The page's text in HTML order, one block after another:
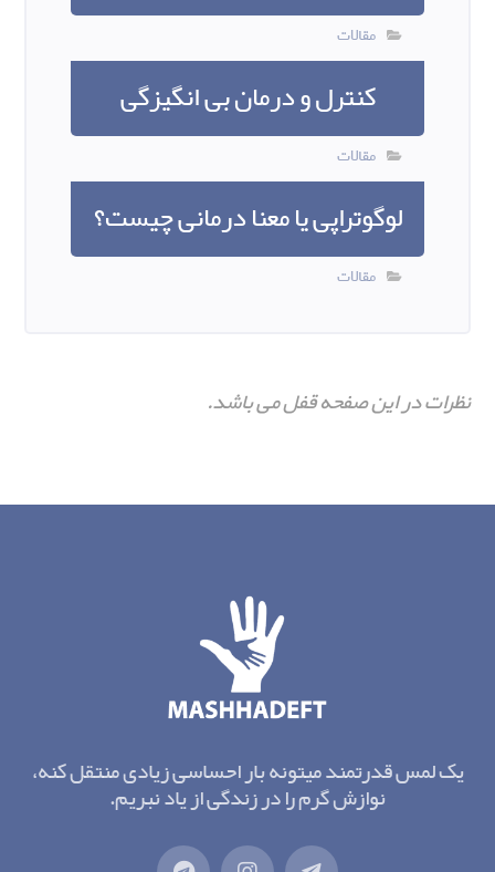
مقالات
کنترل و درمان بی انگیزگی
مقالات
لوگوتراپی یا معنا درمانی چیست؟
مقالات
نظرات در این صفحه قفل می باشد.
یک لمس قدرتمند میتونه بار احساسی زیادی منتقل کنه،
نوازش گرم را در زندگی از یاد نبریم.